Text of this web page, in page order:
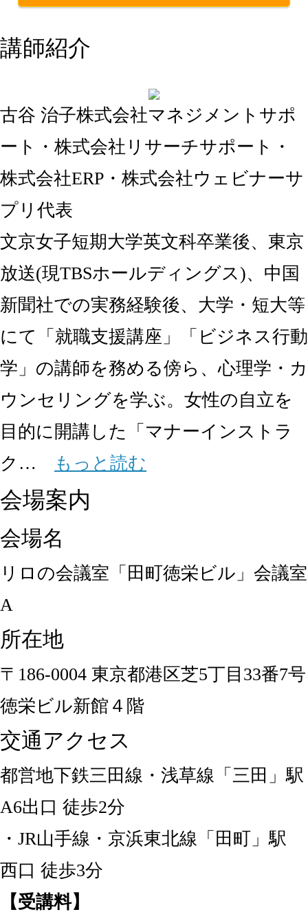
講師紹介
古谷 治子株式会社マネジメントサポ
ート・株式会社リサーチサポート・
株式会社ERP・株式会社ウェビナーサ
プリ代表
文京女子短期大学英文科卒業後、東京
放送(現TBSホールディングス)、中国
新聞社での実務経験後、大学・短大等
にて「就職支援講座」「ビジネス行動
学」の講師を務める傍ら、心理学・カ
ウンセリングを学ぶ。女性の自立を
目的に開講した「マナーインストラ
ク…
もっと読む
会場案内
会場名
リロの会議室「田町徳栄ビル」会議室
A
所在地
〒186-0004 東京都港区芝5丁目33番7号
徳栄ビル新館４階
交通アクセス
都営地下鉄三田線・浅草線「三田」駅
A6出口 徒歩2分
・JR山手線・京浜東北線「田町」駅
西口 徒歩3分
【受講料】